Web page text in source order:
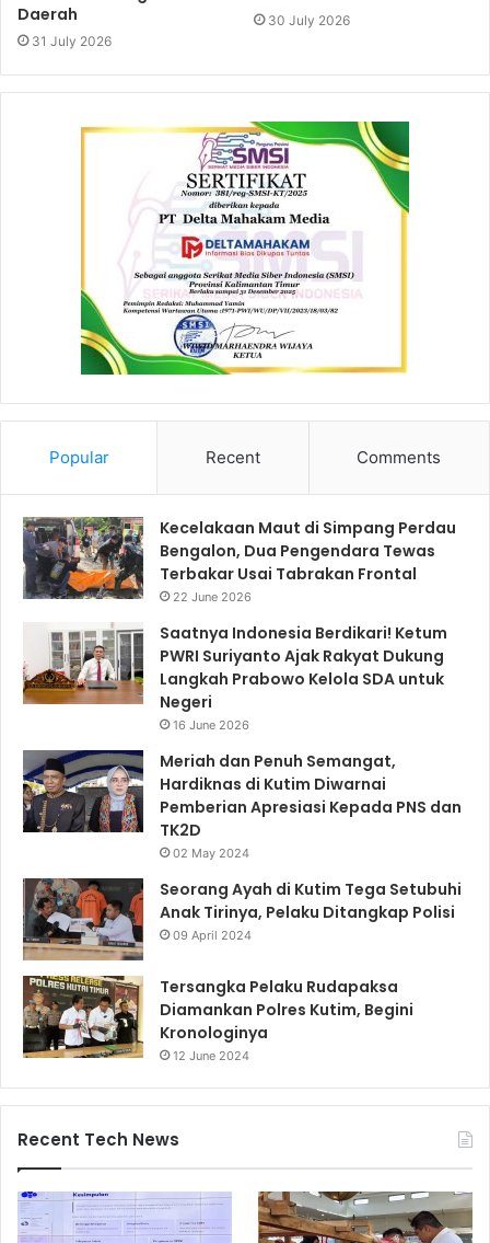
Daerah
31 July 2026
30 July 2026
Popular Recent Comments
Kecelakaan Maut di Simpang Perdau
Bengalon, Dua Pengendara Tewas
Terbakar Usai Tabrakan Frontal
22 June 2026
Saatnya Indonesia Berdikari! Ketum
PWRI Suriyanto Ajak Rakyat Dukung
Langkah Prabowo Kelola SDA untuk
Negeri
16 June 2026
Meriah dan Penuh Semangat,
Hardiknas di Kutim Diwarnai
Pemberian Apresiasi Kepada PNS dan
TK2D
02 May 2024
Seorang Ayah di Kutim Tega Setubuhi
Anak Tirinya, Pelaku Ditangkap Polisi
09 April 2024
Tersangka Pelaku Rudapaksa
Diamankan Polres Kutim, Begini
Kronologinya
12 June 2024
Recent Tech News